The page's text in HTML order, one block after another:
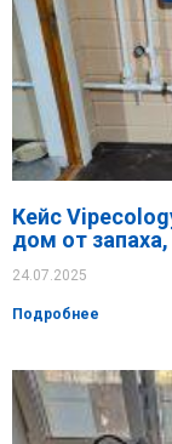
Кейс
дом от
24.07.2025
Подробнее